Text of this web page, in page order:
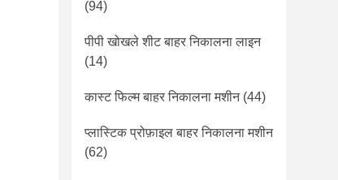
(94)
पीपी खोखले शीट बाहर निकालना लाइन
(14)
कास्ट फिल्म बाहर निकालना मशीन(44)
प्लास्टिक प्रोफ़ाइल बाहर निकालना मशीन
(62)